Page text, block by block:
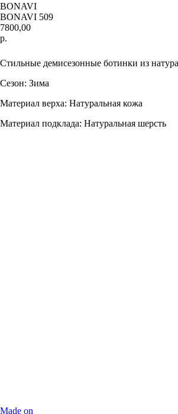
BONAVI
BONAVI 509
7800,00
р.
Стильные демисезонные ботинки из
Сезон: Зима
Материал верха: Натуральная кожа
Материал подклада: Натуральная шерсть
Made on